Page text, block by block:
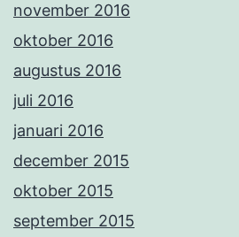
november 2016
oktober 2016
augustus 2016
juli 2016
januari 2016
december 2015
oktober 2015
september 2015